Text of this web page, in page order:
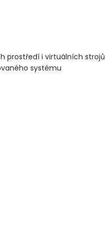
prostředí i virtuálních strojů
systému